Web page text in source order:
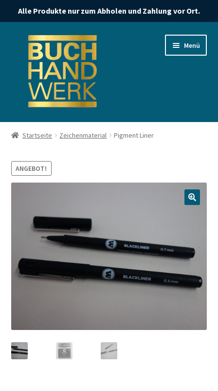
Alle Produkte nur zum Abholen und Zahlung vor Ort.
Navigation
springen
springen
Menü
Start
Impressum
Porigami
Startseite Zeichenmaterial Pigment Liner
ANGEBOT!